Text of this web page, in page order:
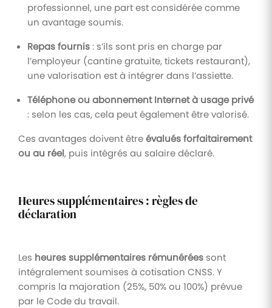
professionnel, une part est considérée comme
un avantage soumis.
Repas fournis: s’ils sont pris en charge par
l’employeur (cantine gratuite, tickets restaurant),
une valorisation est à intégrer dans l’assiette.
Téléphone ou abonnement Internet à usage privé
: selon les cas, cela peut également être valorisé.
Ces avantages doivent êtreévalués forfaitairement
ou au réel, puis intégrés au salaire déclaré.
Heures supplémentaires : règles de
déclaration
Les heures supplémentaires rémunérées sont
intégralement soumises à cotisation CNSS. Y
compris la majoration (25%, 50% ou 100%) prévue
par le Code du travail.